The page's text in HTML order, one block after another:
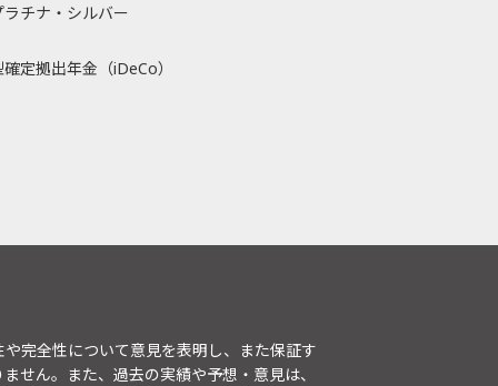
ラチナ・シルバー
定拠出年金（iDeCo）
完全性について意見を表明し、また保証す
せん。また、過去の実績や予想・意見は、